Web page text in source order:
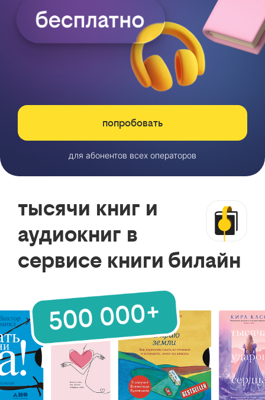
попробовать
для абонентов всех операторов
тысячи книг и
аудиокниг в
сервисе книги билайн